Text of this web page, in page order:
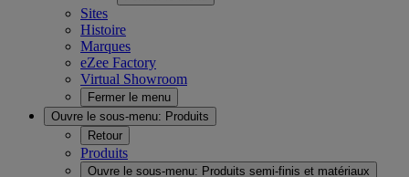
Sites
Histoire
Marques
eZee Factory
Virtual Showroom
Fermer le menu
Ouvre le sous-menu: Produits
Retour
Produits
Ouvre le sous-menu: Produits semi-finis et matériaux